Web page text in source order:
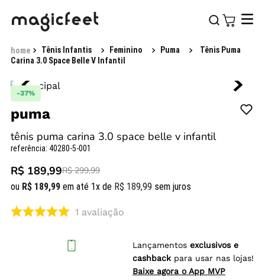
Tênis Infantis Feminino Puma
Tênis Puma
Carina 3.0 Space Belle V Infantil
-37%
puma
tênis puma carina 3.0 space belle v infantil
referência: 40280-5-001
R$ 189,99R$ 299,99
ou R$ 189,99 em até 1x de R$ 189,99 sem juros
1 avaliação
Lançamentos exclusivos e
cashback para usar nas lojas!
Baixe agora o App MVP